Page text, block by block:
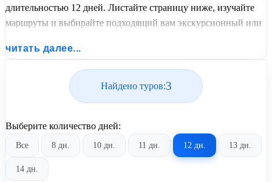
длительностью 12 дней. Листайте страницу ниже, изучайте
маршруты и выбирайте подходящий вам экскурсионный или
читать далее...
Найдено туров:3
Выберите количество дней:
Все 8 дн. 10 дн. 11 дн. 12 дн. 13 дн.
14 дн.